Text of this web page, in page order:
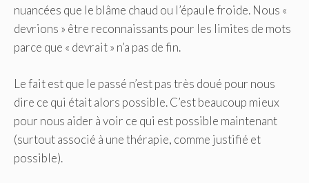
nuancées que le blâme chaud ou l’épaule froide. Nous «
devrions » être reconnaissants pour les limites de mots
parce que « devrait » n’a pas de fin.
Le fait est que le passé n’est pas très doué pour nous
dire ce qui était alors possible. C’est beaucoup mieux
pour nous aider à voir ce qui est possible maintenant
(surtout associé à une thérapie, comme justifié et
possible).